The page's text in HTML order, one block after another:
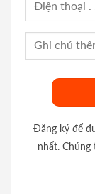
Đăng ký để
nhất.